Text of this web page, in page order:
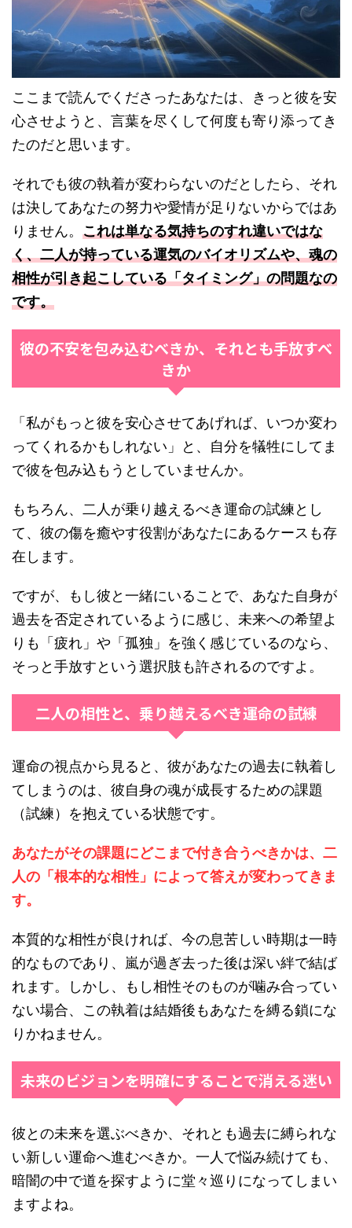
ここまで読んでくださったあなたは、きっと彼を安
心させようと、言葉を尽くして何度も寄り添ってき
たのだと思います。
それでも彼の執着が変わらないのだとしたら、それ
は決してあなたの努力や愛情が足りないからではあ
りません。 これは単なる気持ちのすれ違いではな
く、二人が持っている運気のバイオリズムや、魂の
相性が引き起こしている「タイミング」の問題なの
です。
彼の不安を包み込むべきか、それとも手放すべ
きか
「私がもっと彼を安心させてあげれば、いつか変わ
ってくれるかもしれない」と、自分を犠牲にしてま
で彼を包み込もうとしていませんか。
もちろん、二人が乗り越えるべき運命の試練とし
て、彼の傷を癒やす役割があなたにあるケースも存
在します。
ですが、もし彼と一緒にいることで、あなた自身が
過去を否定されているように感じ、未来への希望よ
りも「疲れ」や「孤独」を強く感じているのなら、
そっと手放すという選択肢も許されるのですよ。
二人の相性と、乗り越えるべき運命の試練
運命の視点から見ると、彼があなたの過去に執着し
てしまうのは、彼自身の魂が成長するための課題
（試練）を抱えている状態です。
あなたがその課題にどこまで付き合うべきかは、二
人の「根本的な相性」によって答えが変わってきま
す。
本質的な相性が良ければ、今の息苦しい時期は一時
的なものであり、嵐が過ぎ去った後は深い絆で結ば
れます。しかし、もし相性そのものが噛み合ってい
ない場合、この執着は結婚後もあなたを縛る鎖にな
りかねません。
未来のビジョンを明確にすることで消える迷い
彼との未来を選ぶべきか、それとも過去に縛られな
い新しい運命へ進むべきか。一人で悩み続けても、
暗闇の中で道を探すように堂々巡りになってしまい
ますよね。